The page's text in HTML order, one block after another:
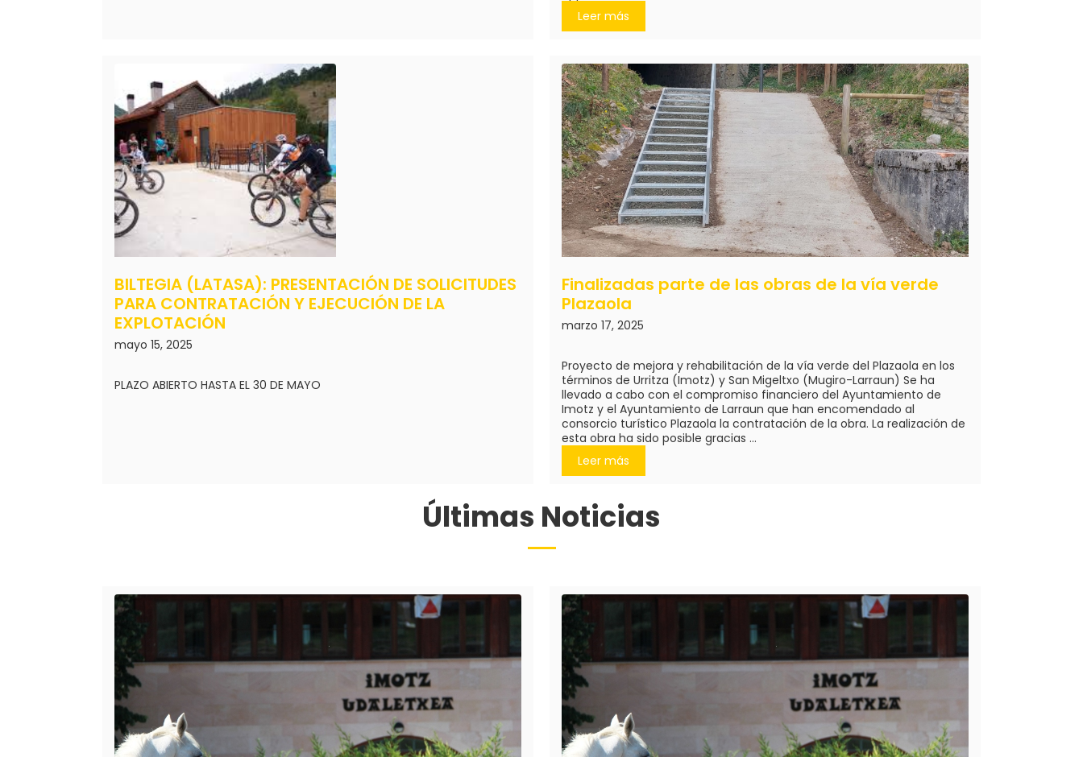
Leer más
BILTEGIA (LATASA): PRESENTACIÓN DE SOLICITUDES
PARA CONTRATACIÓN Y EJECUCIÓN DE LA
EXPLOTACIÓN
mayo 15, 2025
PLAZO ABIERTO HASTA EL 30 DE MAYO
Finalizadas parte de las obras de la vía verde
Plazaola
marzo 17, 2025
Proyecto de mejora y rehabilitación de la vía verde del Plazaola en los
términos de Urritza (Imotz) y San Migeltxo (Mugiro-Larraun) Se ha
llevado a cabo con el compromiso financiero del Ayuntamiento de
Imotz y el Ayuntamiento de Larraun que han encomendado al
consorcio turístico Plazaola la contratación de la obra. La realización de
esta obra ha sido posible gracias ...
Leer más
Últimas Noticias